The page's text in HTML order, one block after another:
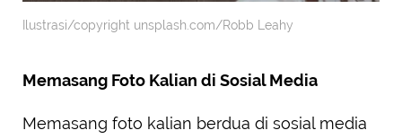
Ilustrasi/copyright unsplash.com/Robb Leahy
Memasang Foto Kalian di Sosial Media
Memasang foto kalian berdua di sosial media